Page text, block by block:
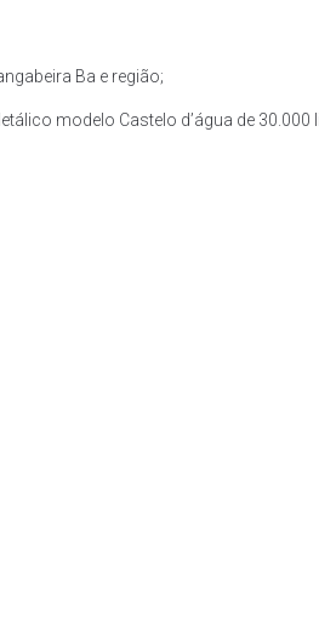
Ba e região;
modelo Castelo d’água de